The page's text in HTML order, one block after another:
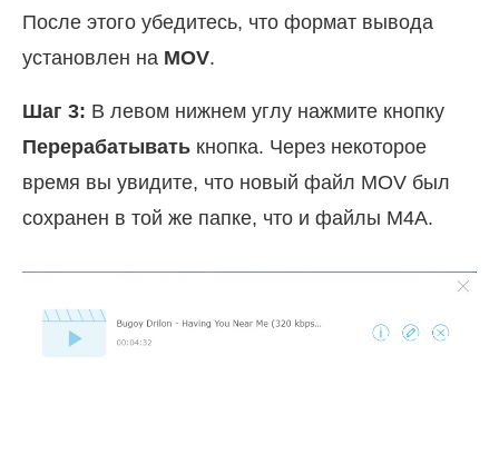
После этого убедитесь, что формат вывода
установлен на MOV.
Шаг 3: В левом нижнем углу нажмите кнопку
Перерабатывать кнопка. Через некоторое
время вы увидите, что новый файл MOV был
сохранен в той же папке, что и файлы M4A.